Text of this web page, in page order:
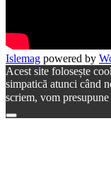
Islemag powered by
Acest site folosește
simpatică atunci când
scriem, vom